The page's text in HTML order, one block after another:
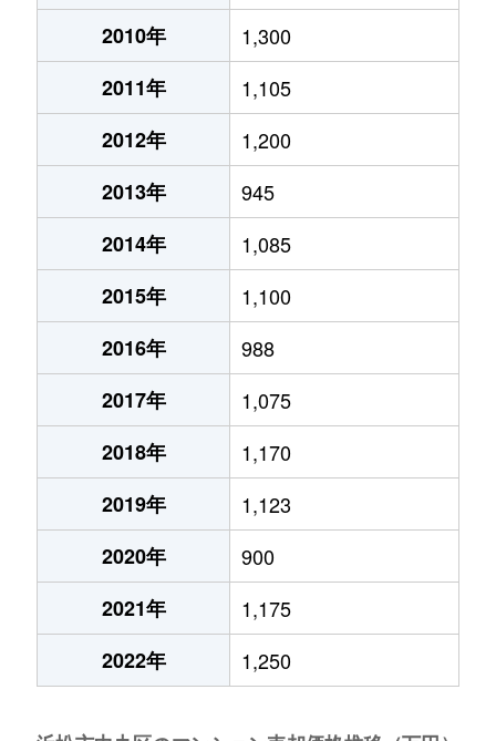
2010年
1,300
2011年
1,105
2012年
1,200
2013年
945
2014年
1,085
2015年
1,100
2016年
988
2017年
1,075
2018年
1,170
2019年
1,123
2020年
900
2021年
1,175
2022年
1,250